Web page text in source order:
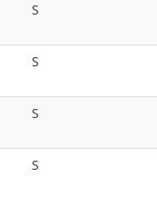
S
S
S
S